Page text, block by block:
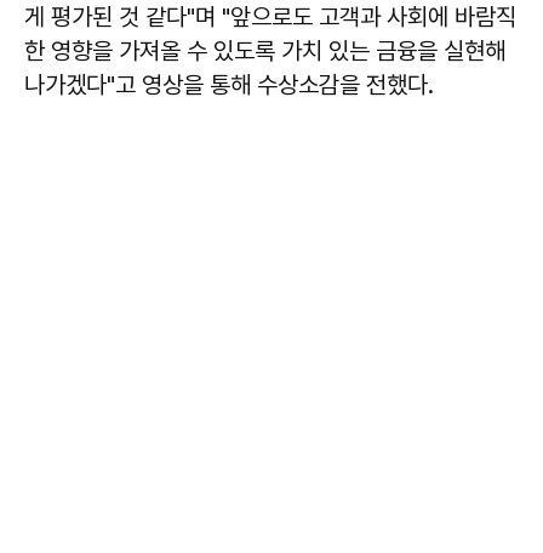
게 평가된 것 같다"며 "앞으로도 고객과 사회에 바람직
한 영향을 가져올 수 있도록 가치 있는 금융을 실현해
나가겠다"고 영상을 통해 수상소감을 전했다.